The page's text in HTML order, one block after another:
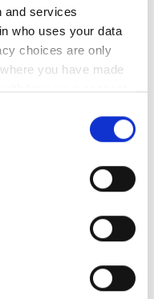
and services
who uses your data
choices are only
you have made
your consent
geographical
scanning it for
data is processed